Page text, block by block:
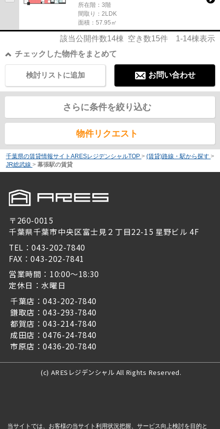
所在階：3階
間取り：2LDK
面積：57.95㎡
該当公開件数14棟 空き数15件 1-14棟表示
チェックした物件をまとめて
お問い合わせ
検討リストに追加
さらに条件を絞り込む
物件リクエスト
千葉県の賃貸情報サイトARESレジデンシャルTOP > (賃貸)路線・駅から探す >
JR総武線 > 幕張駅の賃貸
〒260-0015
千葉県千葉市中央区富士見２丁目22-15 星野ビル 4F
TEL：043-202-7840
FAX：043-202-7841
営業時間：10:00～18:30
定休日：水曜日
千葉店：043-202-7840
鎌取店：043-293-7840
都賀店：043-214-7840
成田店：0476-24-7840
市原店：0436-20-7840
(c) ARESレジデンシャル All Rights Reserved.
当サイトでは、お客様の当サイト利用状況把握、サービス向上検討を目的と